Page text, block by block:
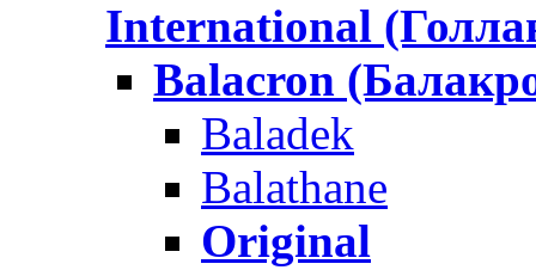
International
Balacron
Baladek
Balathane
Original